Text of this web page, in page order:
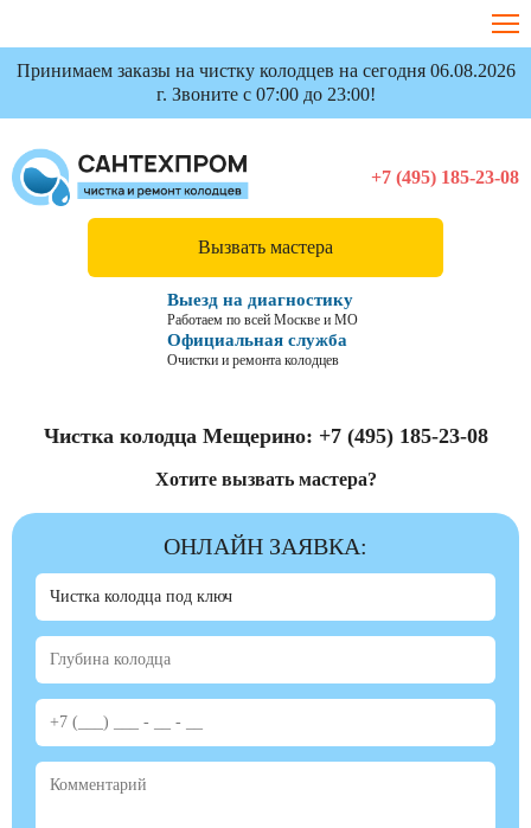
Принимаем заказы на чистку колодцев на сегодня 06.08.2026
г. Звоните с 07:00 до 23:00!
Вызвать мастера
Выезд на диагностику
Работаем по всей Москве и МО
Официальная служба
Очистки и ремонта колодцев
+7 (495) 185-23-08
Чистка колодца Мещерино: +7 (495) 185-23-08
Хотите вызвать мастера?
ОНЛАЙН ЗАЯВКА: